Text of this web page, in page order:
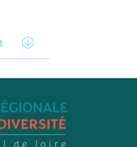
fleuries